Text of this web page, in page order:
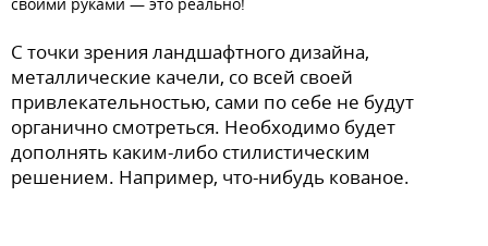
С точки зрения ландшафтного дизайна,
металлические качели, со всей своей
привлекательностью, сами по себе не будут
органично смотреться. Необходимо будет
дополнять каким-либо стилистическим
решением. Например, что-нибудь кованое.